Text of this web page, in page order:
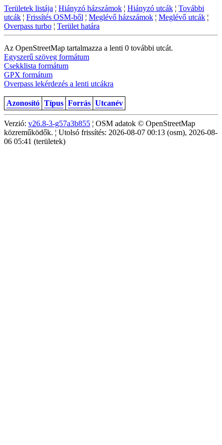
Területek listája ¦ Hiányzó házszámok ¦ Hiányzó utcák ¦ További
utcák ¦ Frissítés OSM-ből ¦ Meglévő házszámok ¦ Meglévő utcák ¦
Overpass turbo ¦ Terület határa
Az OpenStreetMap tartalmazza a lenti 0 további utcát.
Egyszerű szöveg formátum
Csekklista formátum
GPX formátum
Overpass lekérdezés a lenti utcákra
Azonosító Típus Forrás Utcanév
Verzió: v26.8-3-g57a3b855 ¦ OSM adatok © OpenStreetMap
közreműködők. ¦ Utolsó frissítés: 2026-08-07 00:13 (osm), 2026-08-
06 05:41 (területek)